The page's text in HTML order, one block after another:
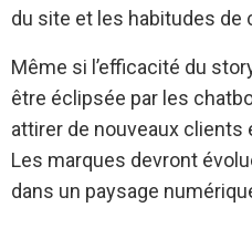
du site et les habitudes de
Même si l’efficacité du
être éclipsée par les
attirer de nouveaux clients
Les marques devront
dans un paysage